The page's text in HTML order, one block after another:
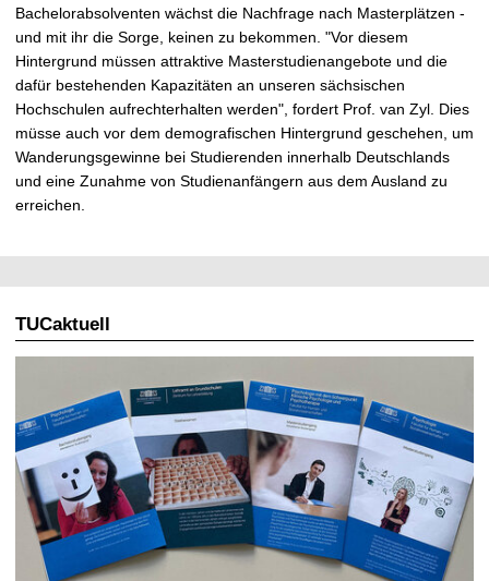
Bachelorabsolventen wächst die Nachfrage nach Masterplätzen -
und mit ihr die Sorge, keinen zu bekommen. "Vor diesem
Hintergrund müssen attraktive Masterstudienangebote und die
dafür bestehenden Kapazitäten an unseren sächsischen
Hochschulen aufrechterhalten werden", fordert Prof. van Zyl. Dies
müsse auch vor dem demografischen Hintergrund geschehen, um
Wanderungsgewinne bei Studierenden innerhalb Deutschlands
und eine Zunahme von Studienanfängern aus dem Ausland zu
erreichen.
TUCaktuell